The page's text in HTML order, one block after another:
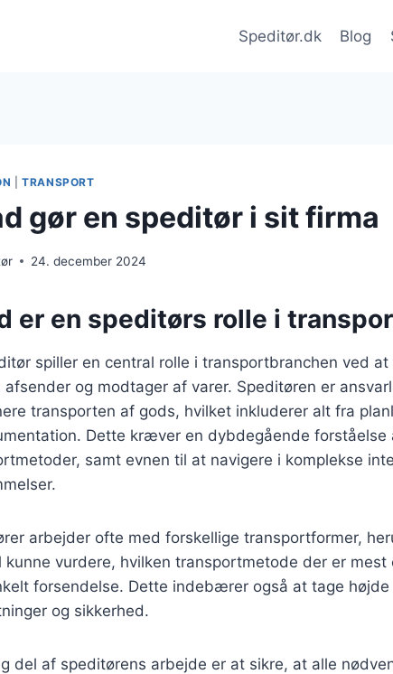
Speditør.dk Blog
|TRANSPORT
gør en speditør i sit firma
24. december 2024
er en speditørs rolle i
spiller en central rolle i transportbranchen ved
afsender og modtager af varer. Speditøren er
transporten af gods, hvilket inkluderer alt fra
Dette kræver en dybdegående forståelse
samt evnen til at navigere i komplekse
arbejder ofte med forskellige transportformer,
kunne vurdere, hvilken transportmetode der er
forsendelse. Dette indebærer også at tage
og sikkerhed.
del af speditørens arbejde er at sikre, at alle